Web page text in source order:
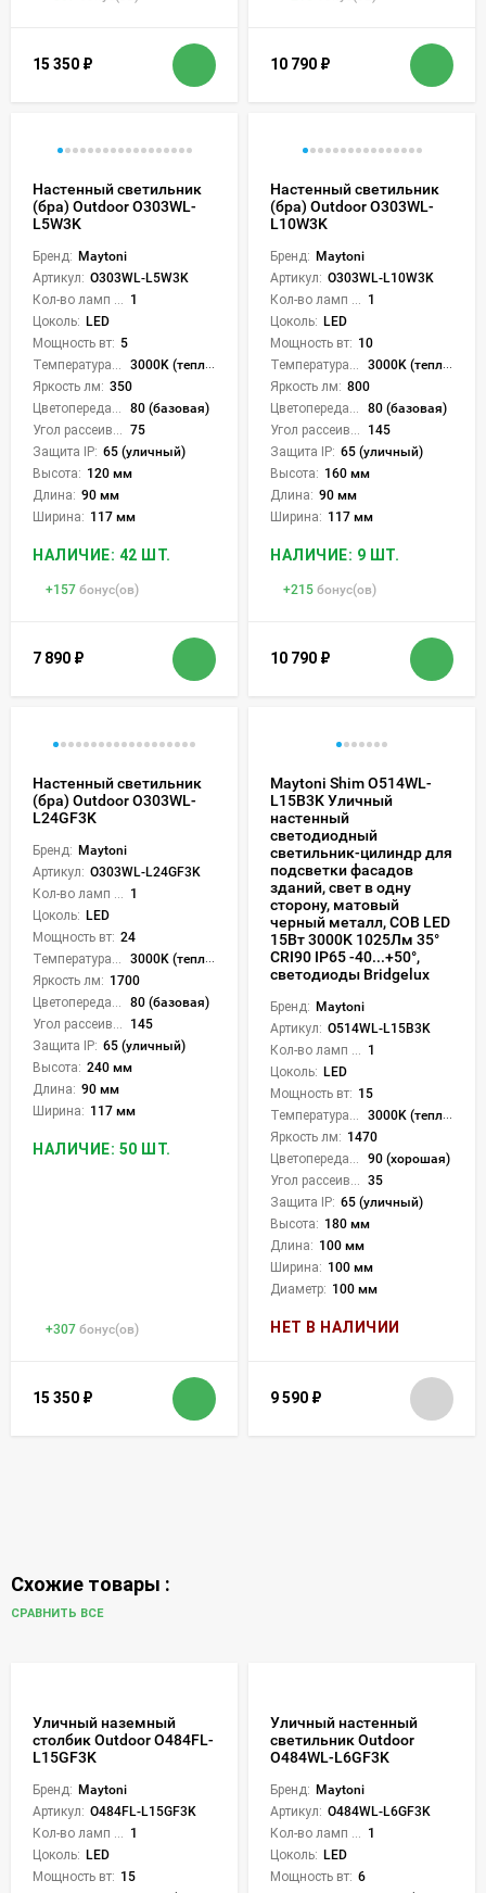
15 350 ₽ 10 790 ₽
Настенный светильник
(бра) Outdoor O303WL-
L5W3K
Бренд: Maytoni
Артикул: O303WL-L5W3K
1
Цоколь: LED
Мощность вт: 5
3000K (теплый)
Яркость лм: 350
80 (базовая)
75
Защита IP: 65 (уличный)
Высота: 120 мм
Длина: 90 мм
Ширина: 117 мм
НАЛИЧИЕ: 42 ШТ.
+157 бонус(ов)
7 890 ₽
Настенный светильник
(бра) Outdoor O303WL-
L10W3K
Бренд: Maytoni
Артикул: O303WL-L10W3K
1
Цоколь: LED
Мощность вт: 10
3000K (теплый)
Яркость лм: 800
80 (базовая)
145
Защита IP: 65 (уличный)
Высота: 160 мм
Длина: 90 мм
Ширина: 117 мм
НАЛИЧИЕ: 9 ШТ.
+215 бонус(ов)
10 790 ₽
Настенный светильник
(бра) Outdoor O303WL-
L24GF3K
Бренд: Maytoni
Артикул: O303WL-L24GF3K
1
Цоколь: LED
Мощность вт: 24
3000K (теплый)
Яркость лм: 1700
80 (базовая)
145
Защита IP: 65 (уличный)
Высота: 240 мм
Длина: 90 мм
Ширина: 117 мм
НАЛИЧИЕ: 50 ШТ.
+307 бонус(ов)
15 350 ₽
Maytoni Shim O514WL-
L15B3K Уличный
настенный
светодиодный
светильник-цилиндр для
подсветки фасадов
зданий, свет в одну
сторону, матовый
черный металл, COB LED
15Вт 3000K 1025Лм 35°
CRI90 IP65 -40...+50°,
светодиоды Bridgelux
Бренд: Maytoni
Артикул: O514WL-L15B3K
1
Цоколь: LED
Мощность вт: 15
3000K (теплый)
Яркость лм: 1470
90 (хорошая)
35
Защита IP: 65 (уличный)
Высота: 180 мм
Длина: 100 мм
Ширина: 100 мм
Диаметр: 100 мм
НЕТ В НАЛИЧИИ
9 590 ₽
Схожие товары :
СРАВНИТЬ ВСЕ
Уличный наземный
столбик Outdoor O484FL-
L15GF3K
Бренд: Maytoni
Артикул: O484FL-L15GF3K
1
Цоколь: LED
Мощность вт: 15
Уличный настенный
светильник Outdoor
O484WL-L6GF3K
Бренд: Maytoni
Артикул: O484WL-L6GF3K
1
Цоколь: LED
Мощность вт: 6